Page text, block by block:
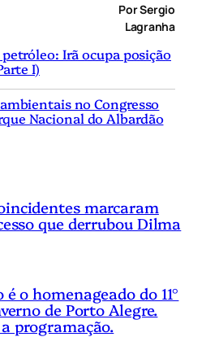
Por Sergio
Lagranha
Irã ocupa posição
I)
no Congresso
Nacional do Albardão
marcaram
que derrubou Dilma
o homenageado do 11°
de Porto Alegre.
programação.